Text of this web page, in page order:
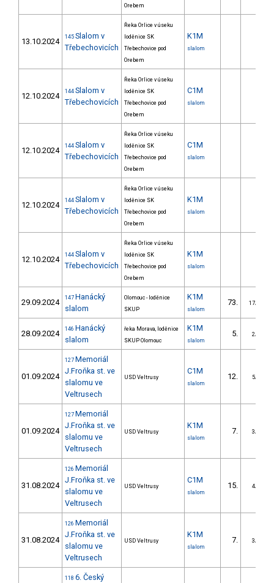
Orebem
13.10.2024 145 Slalom v
Třebechovicích
Řeka Orlice v úseku
loděnice SK
Třebechovice pod
Orebem
K1M
slalom
12.10.2024 144 Slalom v
Třebechovicích
Řeka Orlice v úseku
loděnice SK
Třebechovice pod
Orebem
C1M
slalom
12.10.2024 144 Slalom v
Třebechovicích
Řeka Orlice v úseku
loděnice SK
Třebechovice pod
Orebem
C1M
slalom
12.10.2024 144 Slalom v
Třebechovicích
Řeka Orlice v úseku
loděnice SK
Třebechovice pod
Orebem
K1M
slalom
12.10.2024 144 Slalom v
Třebechovicích
Řeka Orlice v úseku
loděnice SK
Třebechovice pod
Orebem
K1M
slalom
29.09.2024 147 Hanácký
slalom
Olomouc - loděnice
SKUP
K1M
slalom
73. 17/DS
28.09.2024 146 Hanácký
slalom
řeka Morava, loděnice
SKUP Olomouc
K1M
slalom
5. 2/DS
01.09.2024
127 Memoriál
J.Froňka st. ve
slalomu ve
Veltrusech
USD Veltrusy
C1M
slalom
12. 5/DS
01.09.2024
127 Memoriál
J.Froňka st. ve
slalomu ve
Veltrusech
USD Veltrusy
K1M
slalom
7. 3/DS
31.08.2024
126 Memoriál
J.Froňka st. ve
slalomu ve
Veltrusech
USD Veltrusy
C1M
slalom
15. 4/DS
31.08.2024
126 Memoriál
J.Froňka st. ve
slalomu ve
Veltrusech
USD Veltrusy
K1M
slalom
7. 3/DS
118 6. Český